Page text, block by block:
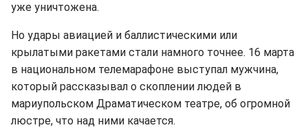
уже уничтожена.
Но удары авиацией и баллистическими или
крылатыми ракетами стали намного точнее. 16 марта
в национальном телемарафоне выступал мужчина,
который рассказывал о скоплении людей в
мариупольском Драматическом театре, об огромной
люстре, что над ними качается.